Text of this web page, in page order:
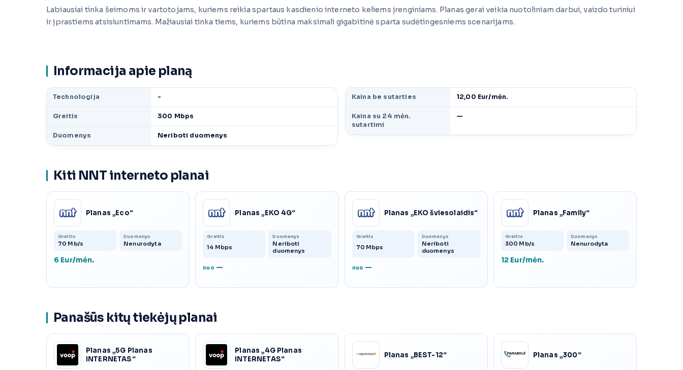
Labiausiai tinka šeimoms ir vartotojams, kuriems reikia spartaus kasdienio interneto keliems įrenginiams. Planas gerai veikia nuotoliniam darbui, vaizdo turiniui
ir įprastiems atsisiuntimams. Mažiausiai tinka tiems, kuriems būtina maksimali gigabitinė sparta sudėtingesniems scenarijams.
Informacija apie planą
Technologija -
Greitis 300 Mbps
Duomenys Neriboti duomenys
Kaina be sutarties 12,00 Eur/mėn.
Kaina su 24 mėn.
sutartimi
—
Kiti NNT interneto planai
Planas „Eco“
Greitis
70 Mb/s
Duomenys
Nenurodyta
6 Eur/mėn.
Planas „EKO 4G“
Greitis
14 Mbps
Duomenys
Neriboti
duomenys
nuo —
Planas „EKO šviesolaidis“
Greitis
70 Mbps
Duomenys
Neriboti
duomenys
nuo —
Planas „Family“
Greitis
300 Mb/s
Duomenys
Nenurodyta
12 Eur/mėn.
Panašūs kitų tiekėjų planai
Planas „5G Planas
INTERNETAS“
Planas „4G Planas
INTERNETAS“
Planas „BEST-12“ Planas „300“